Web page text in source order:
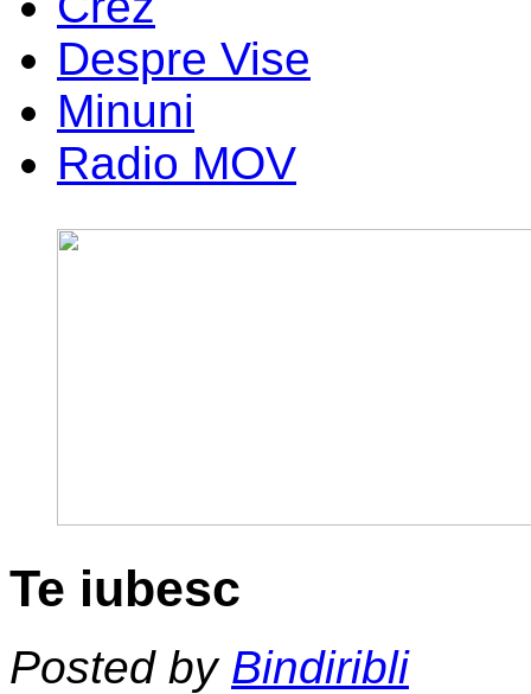
Despre Vise
Minuni
Radio MOV
Te iubesc
Posted by Bindiribli